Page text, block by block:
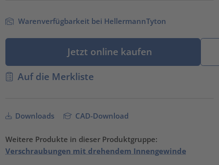
Warenverfügbarkeit bei HellermannTyton
Jetzt online kaufen
Auf die Merkliste
Downloads CAD-Download
Weitere Produkte in dieser Produktgruppe:
Verschraubungen mit drehendem Innengewinde